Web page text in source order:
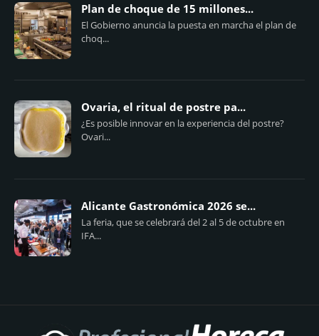
Plan de choque de 15 millones...
El Gobierno anuncia la puesta en marcha el plan de
choq...
Ovaria, el ritual de postre pa...
¿Es posible innovar en la experiencia del postre?
Ovari...
Alicante Gastronómica 2026 se...
La feria, que se celebrará del 2 al 5 de octubre en
IFA...